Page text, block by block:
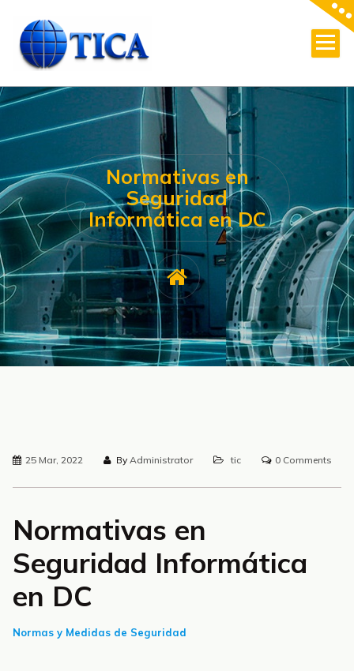
content
Normativas en
Seguridad
Informática en DC
25 Mar, 2022 By Administrator tic 0 Comments
Normativas en
Seguridad Informática
en DC
Normas y Medidas de Seguridad